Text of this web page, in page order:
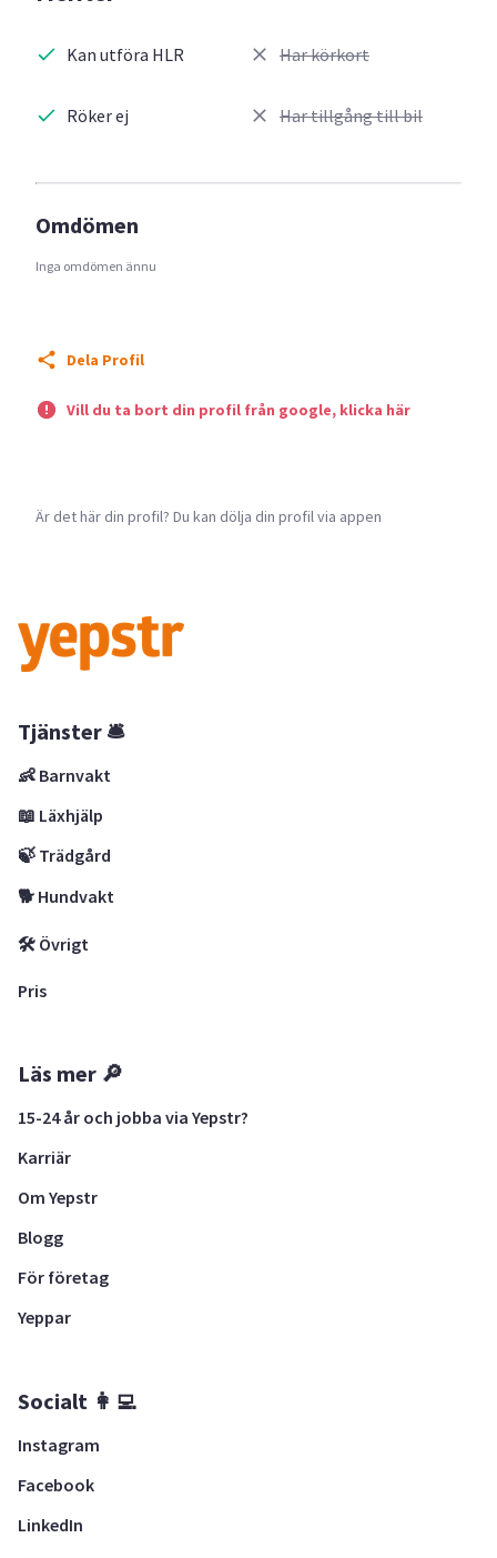
Kan utföra HLR
Röker ej
Har körkort
Har tillgång till bil
Omdömen
Inga omdömen ännu
Dela Profil
Vill du ta bort din profil från google, klicka här
Är det här din profil? Du kan dölja din profil via appen
Tjänster 🛎
👶 Barnvakt
📖 Läxhjälp
🍃 Trädgård
🐕 Hundvakt
🛠 Övrigt
Pris
Läs mer 🔎
15-24 år och jobba via Yepstr?
Karriär
Om Yepstr
Blogg
För företag
Yeppar
Socialt 👩‍💻
Instagram
Facebook
LinkedIn